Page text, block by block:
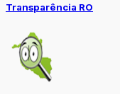
Transparência RO